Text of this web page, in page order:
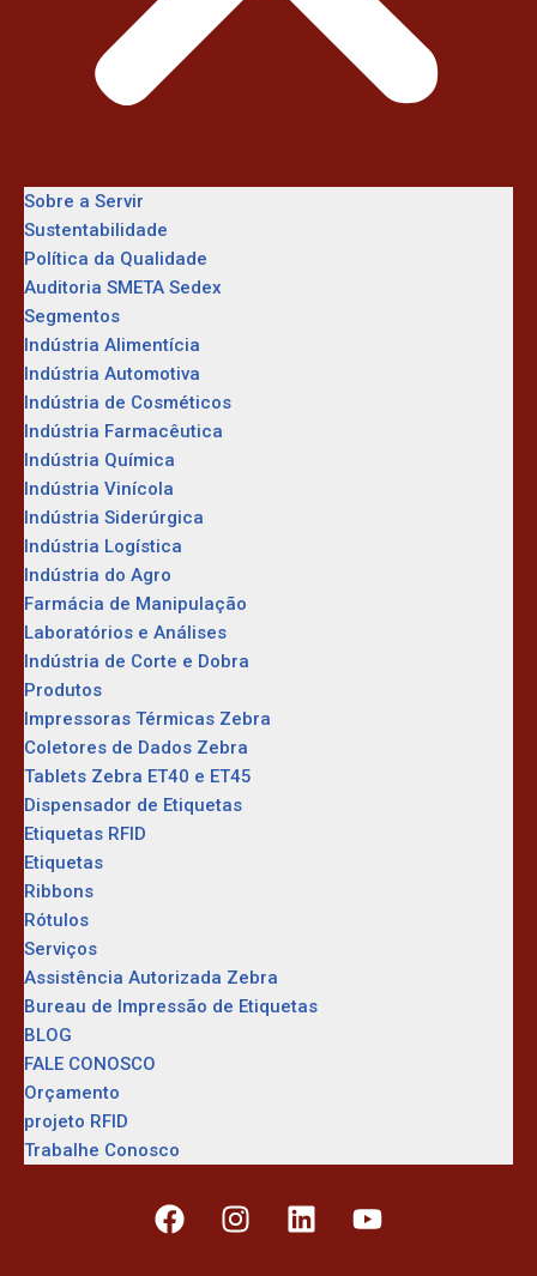
Sobre a Servir
Sustentabilidade
Política da Qualidade
Auditoria SMETA Sedex
Segmentos
Indústria Alimentícia
Indústria Automotiva
Indústria de Cosméticos
Indústria Farmacêutica
Indústria Química
Indústria Vinícola
Indústria Siderúrgica
Indústria Logística
Indústria do Agro
Farmácia de Manipulação
Laboratórios e Análises
Indústria de Corte e Dobra
Produtos
Impressoras Térmicas Zebra
Coletores de Dados Zebra
Tablets Zebra ET40 e ET45
Dispensador de Etiquetas
Etiquetas RFID
Etiquetas
Ribbons
Rótulos
Serviços
Assistência Autorizada Zebra
Bureau de Impressão de Etiquetas
BLOG
FALE CONOSCO
Orçamento
projeto RFID
Trabalhe Conosco